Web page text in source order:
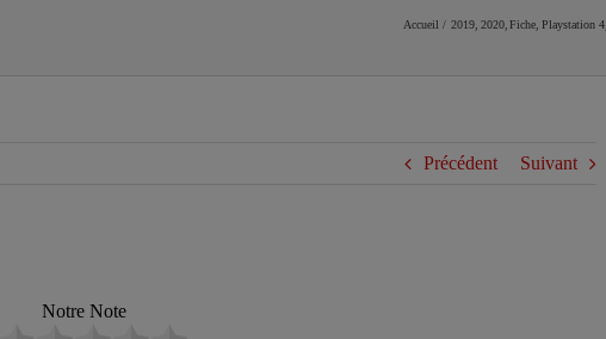
Accueil 2019 2020 Fiche Playstation 4
Précédent Suivant
Notre Note